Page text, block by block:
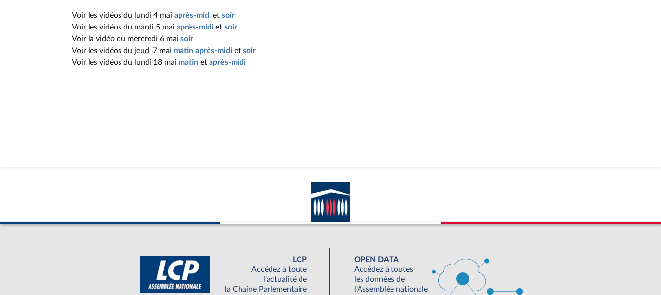
Voir les vidéos du lundi 4 mai après-midi et soir
Voir les vidéos du mardi 5 mai après-midi et soir
Voir la vidéo du mercredi 6 mai soir
Voir les vidéos du jeudi 7 mai matin après-midi et soir
Voir les vidéos du lundi 18 mai matin et après-midi
LCP
Accédez à toute
l'actualité de
la Chaine Parlementaire
OPEN DATA
Accédez à toutes
les données de
l'Assemblée nationale